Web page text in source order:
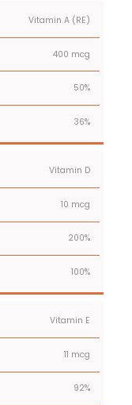
Vitamin A (RE)
400 mcg
50%
36%
Vitamin D
10 mcg
200%
100%
Vitamin E
11 mcg
92%